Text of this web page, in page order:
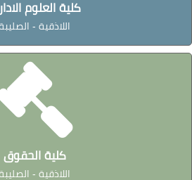
كلية العلوم الادارية
اللاذقية - الصليبة
كلية الحقوق
اللاذقية - الصليبة